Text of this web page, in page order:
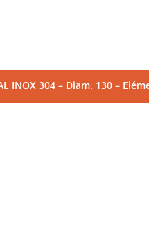
INOX 304 – Diam. 130 –